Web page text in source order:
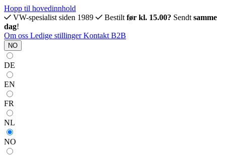
Hopp til hovedinnhold
VW-spesialist siden 1989
Bestilt før kl. 15.00? Sendt samme
dag!
Om oss Ledige stillingerKontakt B2B
NO
DE
EN
FR
NL
NO